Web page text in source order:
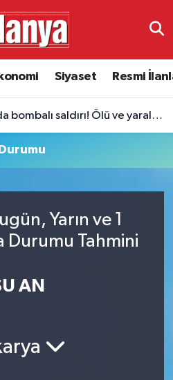
Siyaset Resmi
saldırı! Ölü ve yaralılar var
Yarın ve 1
Durumu Tahmini
AN
Haritası
ve Fikstür